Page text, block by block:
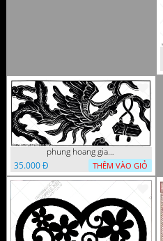
phung hoang giao thu cnc
35.000 Đ
THÊM VÀO GIỎ